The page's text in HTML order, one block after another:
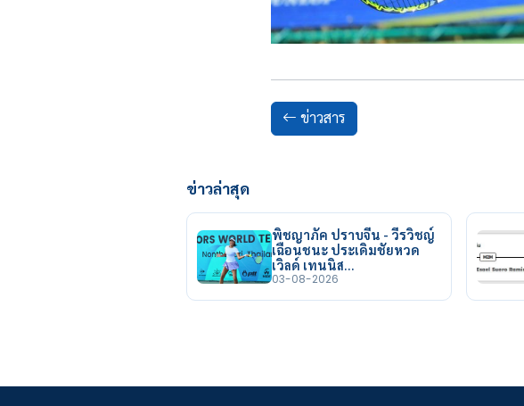
ข่าวสาร
ข่าวล่าสุด
พิชญาภัค ปราบจีน - วีรวิชญ์
เฉือนชนะ ประเดิมชัยหวด
เวิลด์ เทนนิส…
03-08-2026